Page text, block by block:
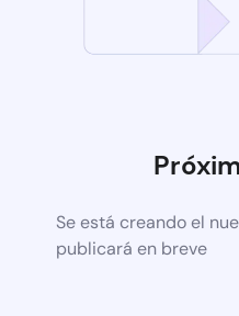
Se está creando el
publicará en breve